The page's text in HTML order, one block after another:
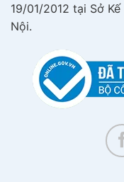
19/01/2012 tại Sở
Nội.